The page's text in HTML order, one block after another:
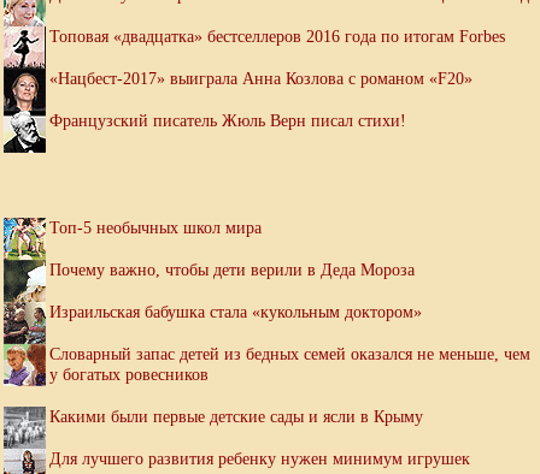
Топовая «двадцатка» бестселлеров 2016 года по итогам Forbes
«Нацбест-2017» выиграла Анна Козлова с романом «F20»
Французский писатель Жюль Верн писал стихи!
Топ-5 необычных школ мира
Почему важно, чтобы дети верили в Деда Мороза
Израильская бабушка стала «кукольным доктором»
Словарный запас детей из бедных семей оказался не меньше, чем
у богатых ровесников
Какими были первые детские сады и ясли в Крыму
Для лучшего развития ребенку нужен минимум игрушек